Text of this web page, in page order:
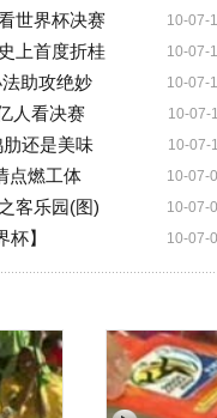
10-07-
世界杯决赛
10-07-
上首度折桂
10-07-
助攻绝妙
10-07-
人看决赛
10-07-
还是美味
10-07-
点燃工体
10-07-
客乐园(图)
10-07-
】